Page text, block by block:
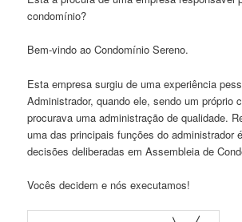
condomínio?
Bem-vindo ao Condomínio Sereno.
Esta empresa surgiu de uma experiência
Administrador, quando ele, sendo um próprio
procurava uma administração de qualidade.
uma das principais funções do administrador
decisões deliberadas em Assembleia de
Vocês decidem e nós executamos!